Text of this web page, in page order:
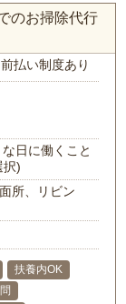
のお掃除代行
払い制度あり
日に働くこと
択)
所、リビン
扶養内OK